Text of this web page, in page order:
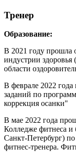
Тренер
Образование:
В 2021 году прошла
индустрии
области
В феврале 2022
заданий по
коррекция осанки"
В мае 2022 года
Колледже фитнеса и
Санкт-Петербург)
фитнес-тренера.